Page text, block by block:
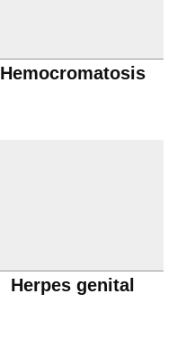
Hemocromatosis
Herpes genital